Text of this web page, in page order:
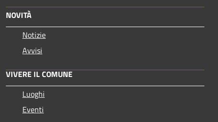
NOVITÀ
Notizie
Avvisi
VIVERE IL COMUNE
Luoghi
Eventi